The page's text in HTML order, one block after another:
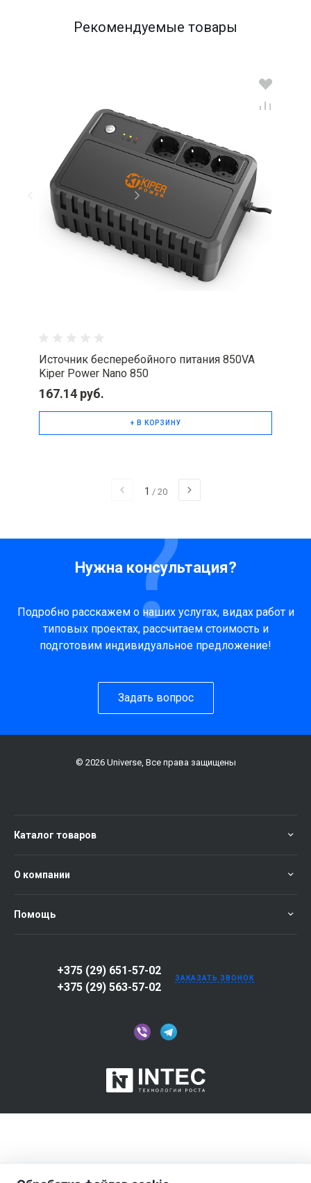
Рекомендуемые товары
Источник бесперебойного питания 850VA
Kiper Power Nano 850
167.14 руб.
+ В КОРЗИНУ
1 / 20
Нужна консультация?
Подробно расскажем о наших услугах, видах работ и
типовых проектах, рассчитаем стоимость и
подготовим индивидуальное предложение!
Задать вопрос
© 2026 Universe, Все права защищены
Каталог товаров
О компании
Помощь
+375 (29) 651-57-02
+375 (29) 563-57-02
ЗАКАЗАТЬ ЗВОНОК